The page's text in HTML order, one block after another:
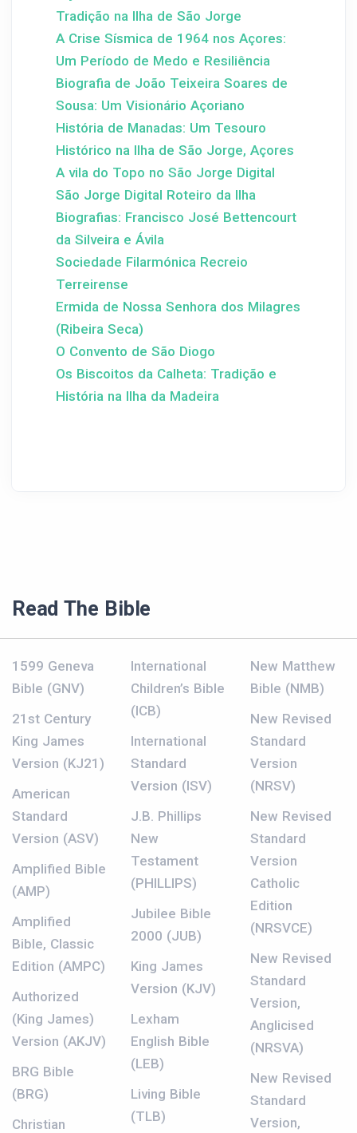
Tradição na Ilha de São Jorge
A Crise Sísmica de 1964 nos Açores:
Um Período de Medo e Resiliência
Biografia de João Teixeira Soares de
Sousa: Um Visionário Açoriano
História de Manadas: Um Tesouro
Histórico na Ilha de São Jorge, Açores
A vila do Topo no São Jorge Digital
São Jorge Digital Roteiro da Ilha
Biografias: Francisco José Bettencourt
da Silveira e Ávila
Sociedade Filarmónica Recreio
Terreirense
Ermida de Nossa Senhora dos Milagres
(Ribeira Seca)
O Convento de São Diogo
Os Biscoitos da Calheta: Tradição e
História na Ilha da Madeira
Read The Bible
1599 Geneva
Bible (GNV)
21st Century
King James
Version (KJ21)
American
Standard
Version (ASV)
Amplified Bible
(AMP)
Amplified
Bible, Classic
Edition (AMPC)
Authorized
(King James)
Version (AKJV)
BRG Bible
(BRG)
Christian
International
Children’s Bible
(ICB)
International
Standard
Version (ISV)
J.B. Phillips
New
Testament
(PHILLIPS)
Jubilee Bible
2000 (JUB)
King James
Version (KJV)
Lexham
English Bible
(LEB)
Living Bible
(TLB)
New Matthew
Bible (NMB)
New Revised
Standard
Version
(NRSV)
New Revised
Standard
Version
Catholic
Edition
(NRSVCE)
New Revised
Standard
Version,
Anglicised
(NRSVA)
New Revised
Standard
Version,